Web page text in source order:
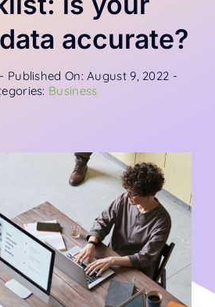
accurate?
- Published On: August 9, 2022 -
Business